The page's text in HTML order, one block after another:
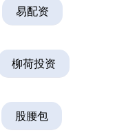
易配资
柳荷投资
股腰包